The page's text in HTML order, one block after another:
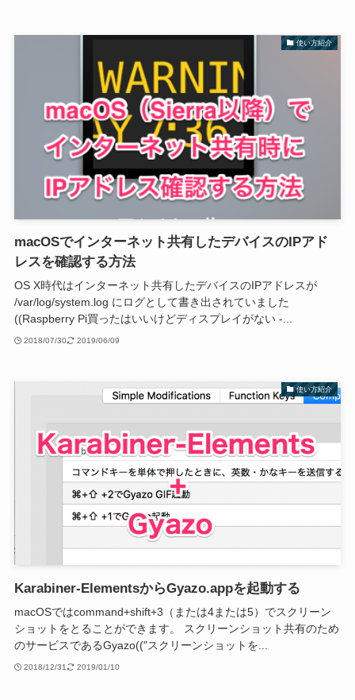
使い方紹介
macOSでインターネット共有したデバイスのIPアド
レスを確認する方法
OS X時代はインターネット共有したデバイスのIPアドレスが
/var/log/system.log にログとして書き出されていました
((Raspberry Pi買ったはいいけどディスプレイがない -...
2018/07/30 2019/06/09
使い方紹介
Karabiner-ElementsからGyazo.appを起動する
macOSではcommand+shift+3（または4または5）でスクリーン
ショットをとることができます。 スクリーンショット共有のため
のサービスであるGyazo(("スクリーンショットを...
2018/12/31 2019/01/10